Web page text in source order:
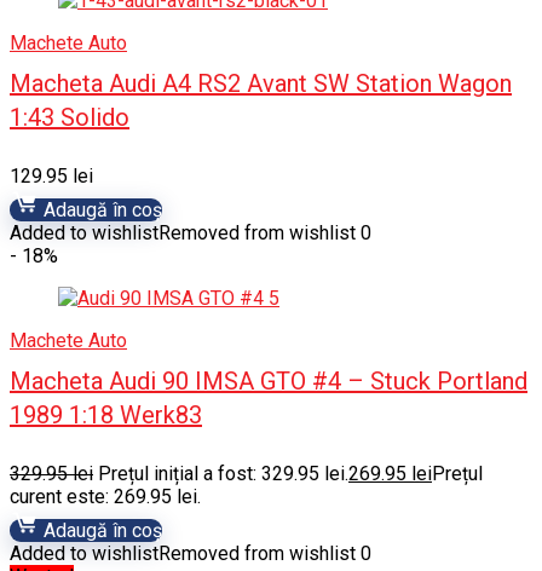
Machete Auto
Macheta Audi A4 RS2 Avant SW Station Wagon
1:43 Solido
129.95 lei
Adaugă în coș
Added to wishlistRemoved from wishlist 0
- 18%
Machete Auto
Macheta Audi 90 IMSA GTO #4 – Stuck Portland
1989 1:18 Werk83
329.95lei Prețul inițial a fost: 329.95 lei.269.95 leiPrețul
curent este: 269.95 lei.
Adaugă în coș
Added to wishlistRemoved from wishlist 0